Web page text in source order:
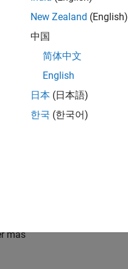
la
o
más
New Zealand (English)
中国
简体中文
English
日本 (日本語)
한국 (한국어)